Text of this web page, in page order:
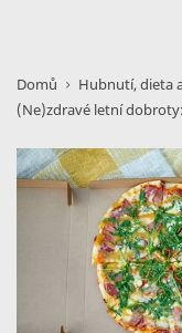
Domů
Hubnutí, dieta
(Ne)zdravé letní